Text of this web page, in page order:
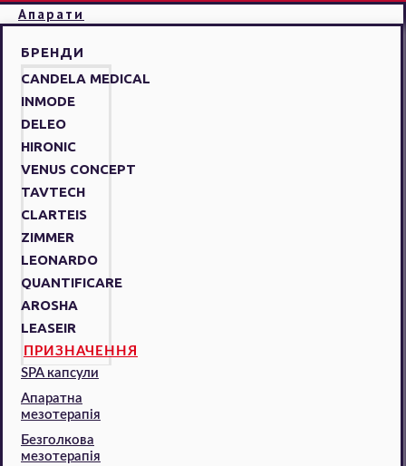
Апарати
БРЕНДИ
CANDELA MEDICAL
INMODE
DELEO
HIRONIC
VENUS CONCEPT
TAVTECH
CLARTEIS
ZIMMER
LEONARDO
QUANTIFICARE
AROSHA
LEASEIR
ПРИЗНАЧЕННЯ
SPA капсули
Апаратна
мезотерапія
Безголкова
мезотерапія